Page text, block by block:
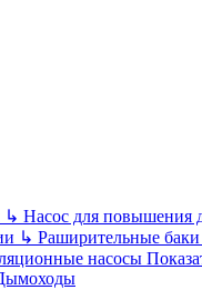
↳ Насос для повышения
↳ Раширительные баки
насосы